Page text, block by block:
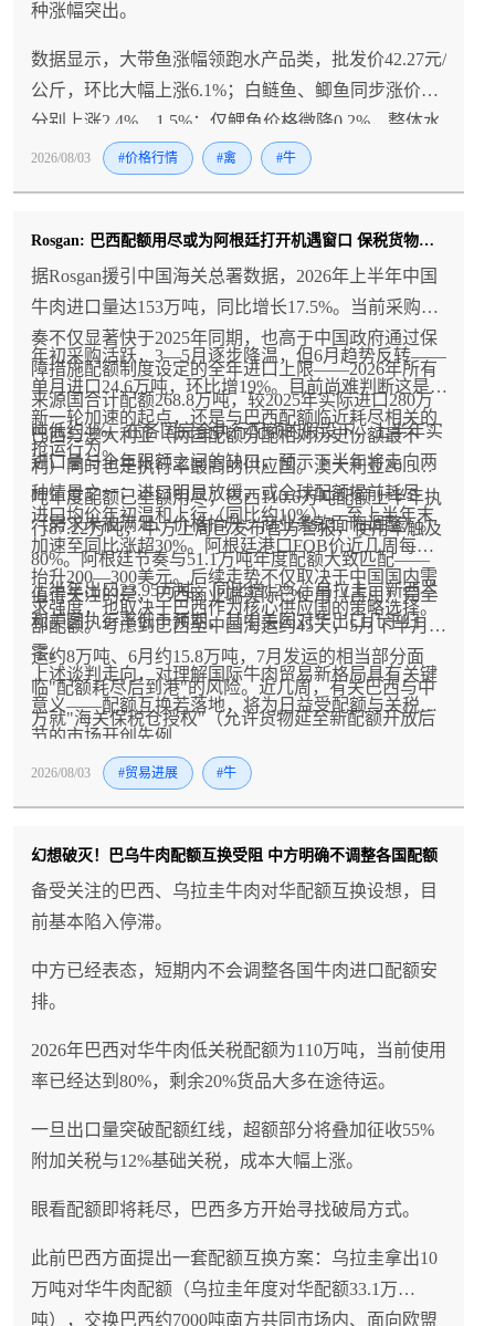
种涨幅突出。
数据显示，大带鱼涨幅领跑水产品类，批发价42.27元/
公斤，环比大幅上涨6.1%；白鲢鱼、鲫鱼同步涨价，
分别上涨2.4%、1.5%；仅鲤鱼价格微降0.2%，整体水
产涨价氛围浓厚。
2026/08/03 #价格行情 #禽 #牛
Rosgan: 巴西配额用尽或为阿根廷打开机遇窗口 保税货物延期使用明年配额谈判升温
据Rosgan援引中国海关总署数据，2026年上半年中国
牛肉进口量达153万吨，同比增长17.5%。当前采购节
奏不仅显著快于2025年同期，也高于中国政府通过保
障措施配额制度设定的全年进口上限——2026年所有
来源国合计配额268.8万吨，较2025年实际进口280万
吨低约4%。在各国完全执行配额的假设下，上半年实
进口量与全年限额之间的缺口，预示下半年将走向两
种情景之一：进口明显放缓，或全球配额提前耗尽
（需求未被满足、价格抬升、商业条款面临调整）。
年初采购活跃，3—5月逐步降温，但6月趋势反转——
单月进口24.6万吨，环比增19%。目前尚难判断这是
新一轮加速的起点，还是与巴西配额临近耗尽相关的
抢运行为。
巴西与澳大利亚（两国配额分配相对历史份额最不
利）同时也是执行率最高的供应国。澳大利亚20.5万
吨年度配额已全额用尽；巴西110.6万吨配额上半年执
行87.22万吨，中方上周已发布官方警报，使用率触及
80%。阿根廷节奏与51.1万吨年度配额大致匹配——
上半年出口23.95万吨，同比增12%。乌拉圭、新西兰
和美国执行率低于预期，其中美国对华出口几乎归
零。
进口均价年初温和上行（同比约10%），至上半年末
加速至同比涨超30%。阿根廷港口FOB价近几周每吨
抬升200—300美元。后续走势不仅取决于中国国内需
求强度，也取决于巴西作为核心供应国的策略选择。
值得关注的是，巴西商业端实际已使用（占用）完全
部配额。考虑到巴西至中国海运约45天，5月下半月发
运约8万吨、6月约15.8万吨，7月发运的相当部分面
临"配额耗尽后到港"的风险。近几周，有关巴西与中
方就"海关保税仓授权"（允许货物延至新配额开放后
估类似方案。与此同时，巴西与乌拉圭等国的配额互
换谈判亦有报道，涉及约10万吨中国市场份额交换巴
西在欧盟贸易协定项下的较小配额。
上述谈判走向，对理解国际牛肉贸易新格局具有关键
意义——配额互换若落地，将为日益受配额与关税调
节的市场开创先例
2026/08/03 #贸易进展 #牛
幻想破灭！巴乌牛肉配额互换受阻 中方明确不调整各国配额
备受关注的巴西、乌拉圭牛肉对华配额互换设想，目
前基本陷入停滞。
中方已经表态，短期内不会调整各国牛肉进口配额安
排。
2026年巴西对华牛肉低关税配额为110万吨，当前使用
率已经达到80%，剩余20%货品大多在途待运。
一旦出口量突破配额红线，超额部分将叠加征收55%
附加关税与12%基础关税，成本大幅上涨。
眼看配额即将耗尽，巴西多方开始寻找破局方式。
此前巴西方面提出一套配额互换方案：乌拉圭拿出10
万吨对华牛肉配额（乌拉圭年度对华配额33.1万
吨），交换巴西约7000吨南方共同市场内、面向欧盟